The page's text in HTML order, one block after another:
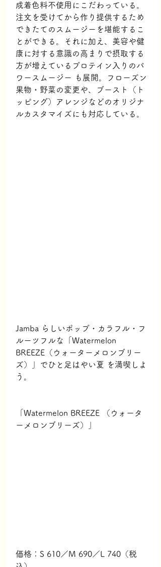
成着色料不使用にこだわっている。
注文を受けてから作り提供するため
できたてのスムージーを堪能するこ
とができる。それに加え、美容や健
康に対する意識の高まりで摂取する
方が増えているプロテイン入りのパ
ワースムージー も展開。フローズン
果物・野菜の変更や、ブースト（ト
ッピング）アレンジなどのオリジナ
ルカスタマイズにも対応している。
Jamba らしいポップ・カラフル・フ
ルーツフルな「Watermelon
BREEZE（ウォーターメロンブリー
ズ）」でひと足はやい夏 を満喫しよ
う。
「Watermelon BREEZE （ウォータ
ーメロンブリーズ）」
価格：S 610／M 690／L 740（税